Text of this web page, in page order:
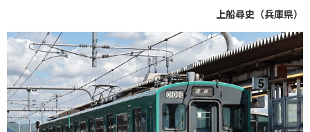
上船尋史（兵庫県）